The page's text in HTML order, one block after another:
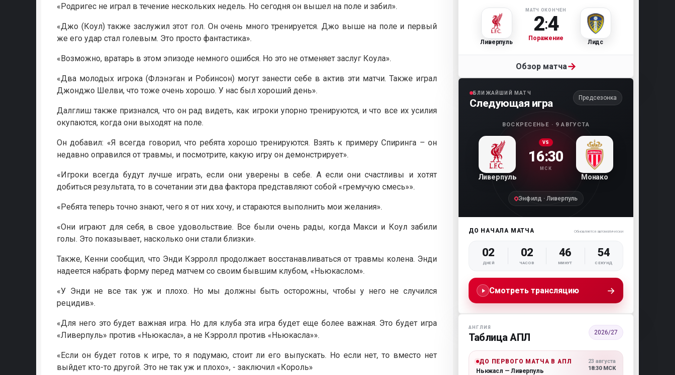
«Родригес не играл в течение нескольких недель. Но сегодня он вышел на поле и забил».
«Джо (Коул) также заслужил этот гол. Он очень много тренируется. Джо выше на поле и первый
же его удар стал голевым. Это просто фантастика».
«Возможно, вратарь в этом эпизоде немного ошибся. Но это не отменяет заслуг Коула».
«Два молодых игрока (Флэнэган и Робинсон) могут занести себе в актив эти матчи. Также играл
Джонджо Шелви, что тоже очень хорошо. У нас был хороший день».
Далглиш также признался, что он рад видеть, как игроки упорно тренируются, и что все их усилия
окупаются, когда они выходят на поле.
Он добавил: «Я всегда говорил, что ребята хорошо тренируются. Взять к примеру Спиринга – он
недавно оправился от травмы, и посмотрите, какую игру он демонстрирует».
«Игроки всегда будут лучше играть, если они уверены в себе. А если они счастливы и хотят
добиться результата, то в сочетании эти два фактора представляют собой «гремучую смесь»».
«Ребята теперь точно знают, чего я от них хочу, и стараются выполнить мои желания».
«Они играют для себя, в свое удовольствие. Все были очень рады, когда Макси и Коул забили
голы. Это показывает, насколько они стали близки».
Также, Кенни сообщил, что Энди Кэрролл продолжает восстанавливаться от травмы колена. Энди
надеется набрать форму перед матчем со своим бывшим клубом, «Ньюкаслом».
«У Энди не все так уж и плохо. Но мы должны быть осторожны, чтобы у него не случился
рецидив».
«Для него это будет важная игра. Но для клуба эта игра будет еще более важная. Это будет игра
«Ливерпуль» против «Ньюкасла», а не Кэрролл против «Ньюкасла»».
«Если он будет готов к игре, то я подумаю, стоит ли его выпускать. Но если нет, то вместо нет
выйдет кто-то другой. Это не так уж и плохо», - заключил «Король»
Ливерпуль
МАТЧ ОКОНЧЕН
2:4
Поражение
Лидс
Обзор матча→
БЛИЖАЙШИЙ МАТЧ
Следующая игра Предсезонка
ВОСКРЕСЕНЬЕ · 9 АВГУСТА
Ливерпуль
VS
16:30
МСК
Монако
Энфилд · Ливерпуль
ДО НАЧАЛА МАТЧА Обновляется автоматически
02
ДНЕЙ
02
ЧАСОВ
46
МИНУТ
53
СЕКУНД
Смотреть трансляцию →
АНГЛИЯ
Таблица АПЛ 2026/27
ДО ПЕРВОГО МАТЧА В АПЛ
Ньюкасл — Ливерпуль
23 августа
18:30 МСК